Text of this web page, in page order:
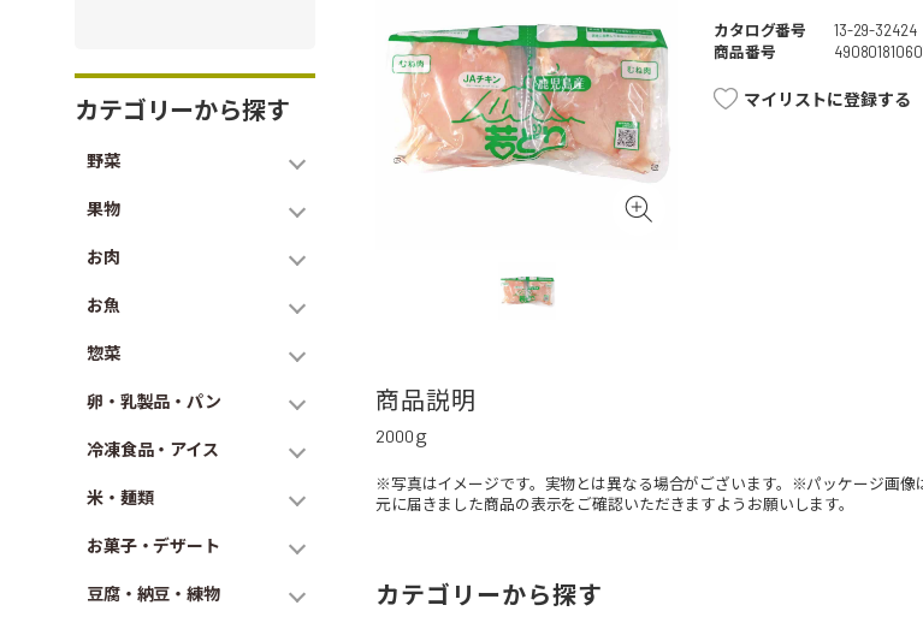
カテゴリーから探す
野菜
果物
お肉
お魚
惣菜
卵・乳製品・パン
冷凍食品・アイス
米・麺類
お菓子・デザート
豆腐・納豆・練物
カタログ番号
13-29-32424
商品番号
マイリストに登録する
商品説明
2000ｇ
※写真はイメージです。実物とは異なる場合がございます。※パッケージ画
元に届きました商品の表示をご確認いただきますようお願いします。
カテゴリーから探す